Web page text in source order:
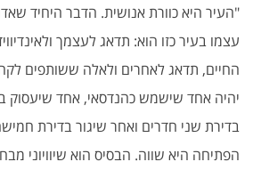
"העיר היא כוורת אנושית. הדבר היחיד
עצמו בעיר כזו הוא: תדאג לעצמך
החיים, תדאג לאחרים ולאלה ששותפים
יהיה אחד שישמש כהנדסאי, אחד שיעסוק
בדירת שני חדרים ואחר שיגור בדירת
הפתיחה היא שווה. הבסיס הוא שיוויוני